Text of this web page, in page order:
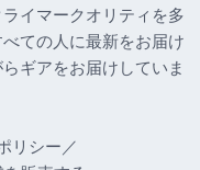
イマークオリティを多
ての人に最新をお届け
ギアをお届けしていま
リシー／